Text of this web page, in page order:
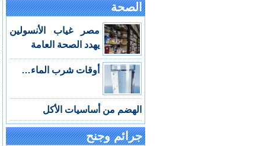
الصحة
مصر غياب الأنسولين
يهدد الصحة العامة
أوقات شرب الماء…
الهضم من أساسيات الأكل
جرائم وجنح